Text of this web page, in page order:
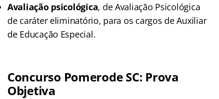
Avaliação psicológica, de Avaliação Psicológica
de caráter eliminatório, para os cargos de Auxiliar
de Educação Especial.
Concurso Pomerode SC: Prova
Objetiva